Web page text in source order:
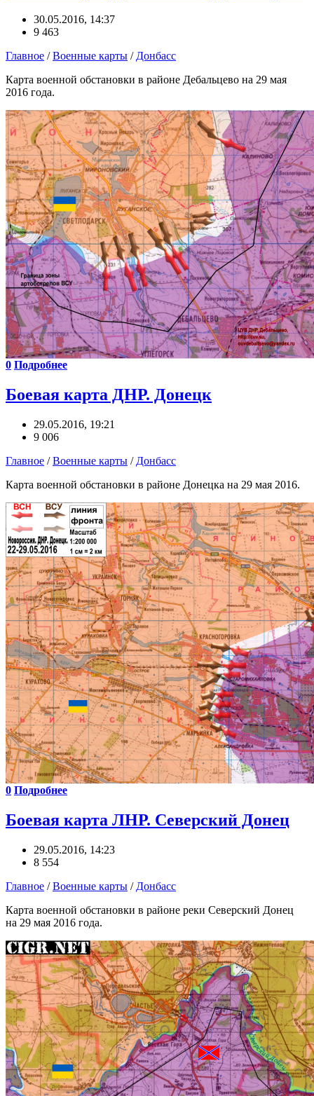
30.05.2016, 14:37
9 463
Главное /Военные карты / Донбасс
Карта военной обстановки в районе Дебальцево на 29 мая
2016 года.
0 Подробнее
Боевая карта ДНР. Донецк
29.05.2016, 19:21
9 006
Главное /Военные карты / Донбасс
Карта военной обстановки в районе Донецка на 29 мая 2016.
0 Подробнее
Боевая карта ЛНР. Северский Донец
29.05.2016, 14:23
8 554
Главное /Военные карты / Донбасс
Карта военной обстановки в районе реки Северский Донец
на 29 мая 2016 года.